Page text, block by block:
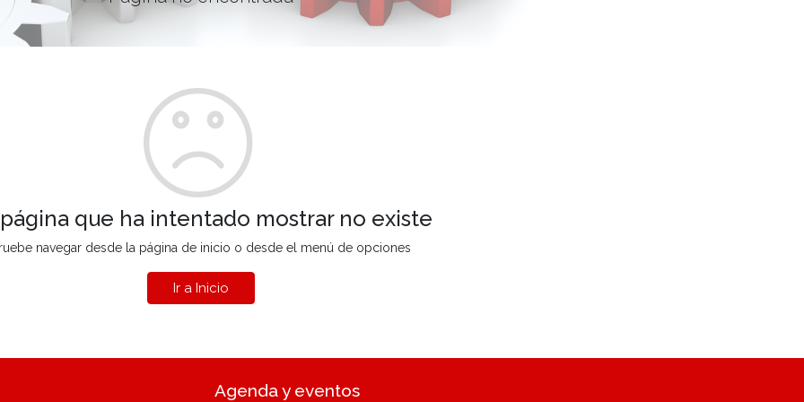
que ha intentado mostrar no existe
navegar desde la página de inicio o desde el menú de opciones
Ir a Inicio
Agenda y eventos